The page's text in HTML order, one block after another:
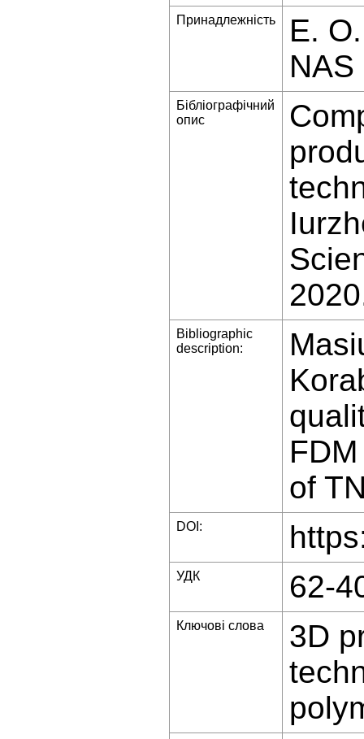
Принадлежність
E.
Бібліографічний
опис
Bibliographic
description:
of
DOI:
УДК 62-
Ключові слова
3D